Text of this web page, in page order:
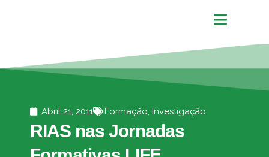
Abril 21, 2011 Formação, Investigação
RIAS nas Jornadas